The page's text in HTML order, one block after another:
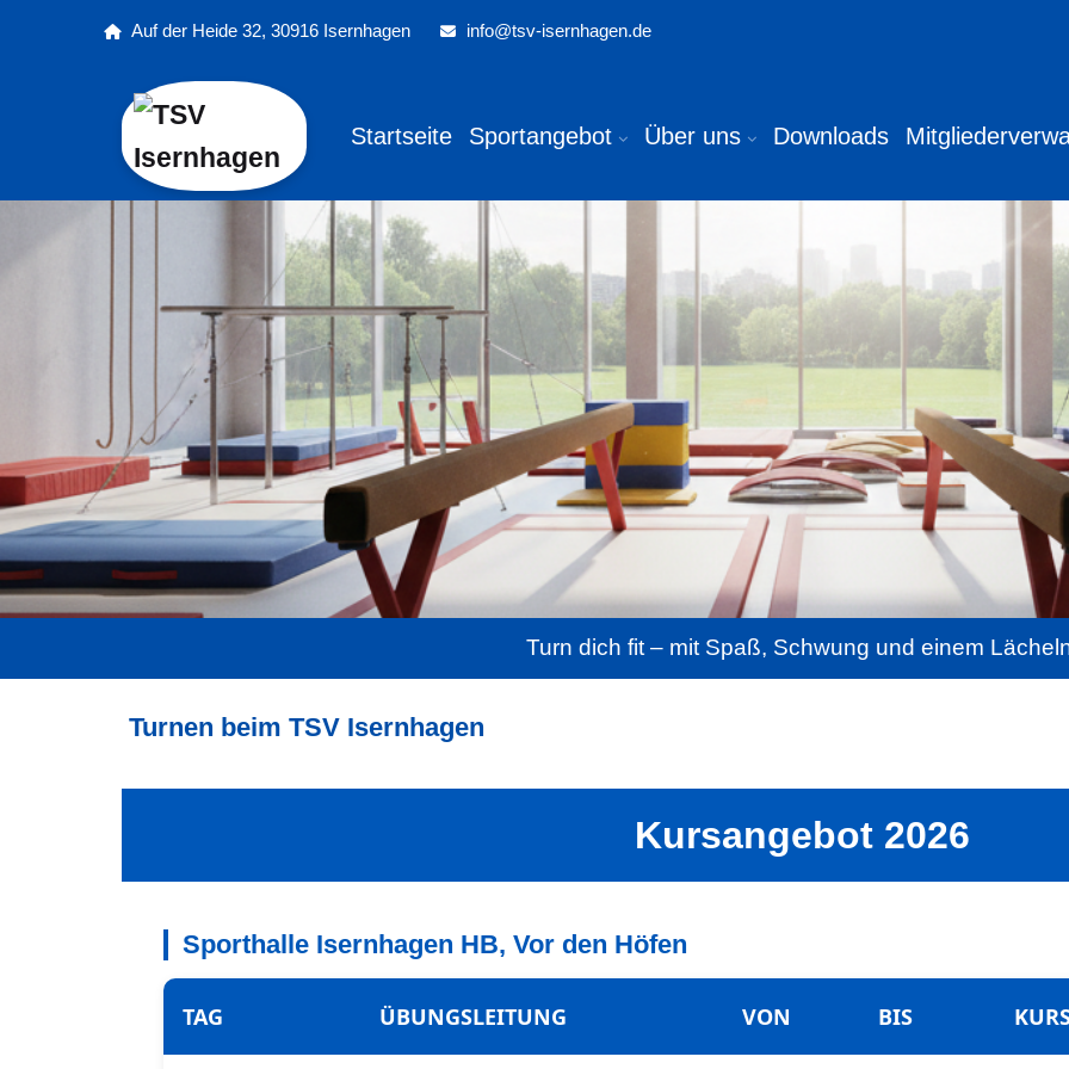
Auf der Heide 32, 30916 Isernhagen info@tsv-isernhagen.de
Startseite Sportangebot Über uns Downloads
Turn dich fit – mit Spaß, Schwung und einem
Turnen beim TSV Isernhagen
Kursangebot 2026
Sporthalle Isernhagen HB, Vor den Höfen
TAG ÜBUNGSLEITUNG VON BIS